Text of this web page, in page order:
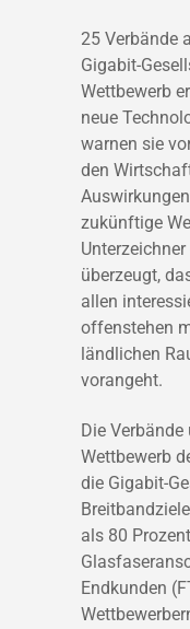
25 Verbände
Gigabit-
Wettbewerb
neue
warnen sie
den
zukünftige
überzeugt,
allen
offenstehen
ländlichen
vorangeht.
Die
Wettbewerb
die Gigabit-
als 80
Endkunden